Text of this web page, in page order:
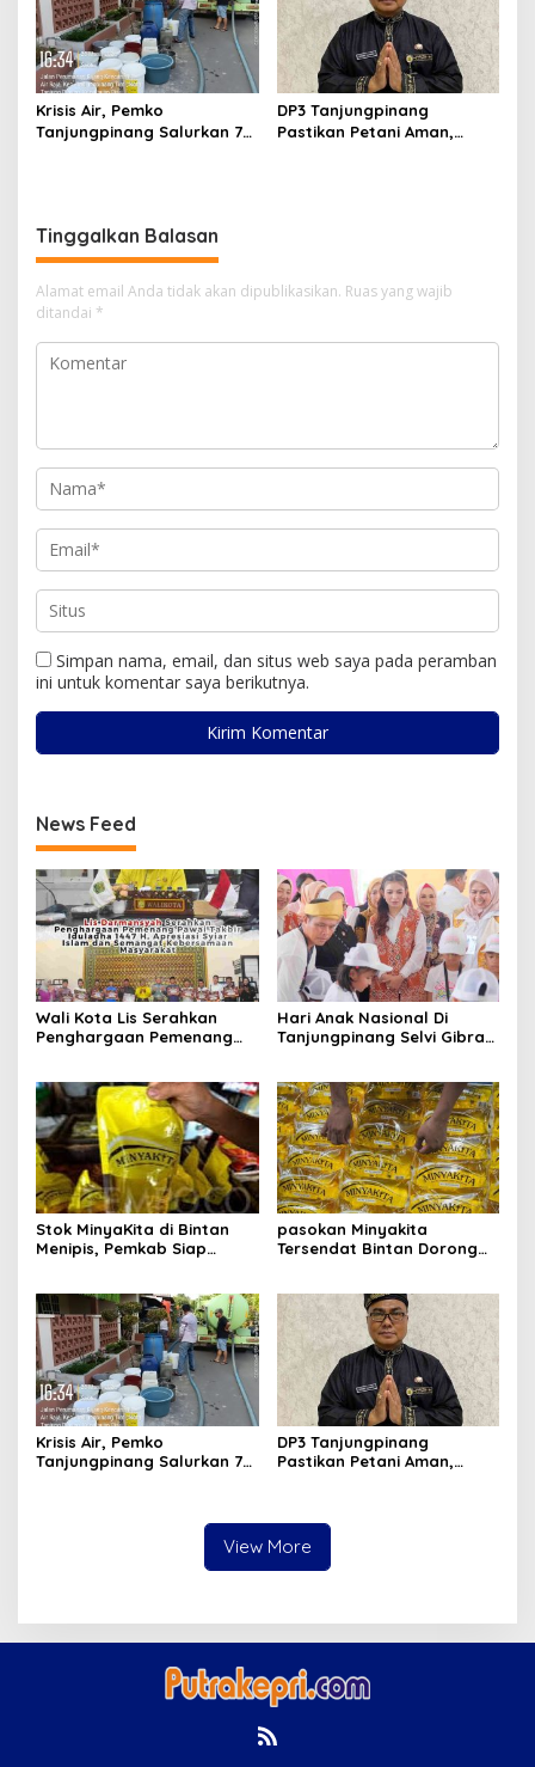
Krisis Air, Pemko
Tanjungpinang Salurkan 75
DP3 Tanjungpinang
Pastikan Petani Aman,
Tinggalkan Balasan
Alamat email Anda tidak akan dipublikasikan. Ruas yang wajib
ditandai *
Simpan nama, email, dan situs web saya pada peramban
ini untuk komentar saya berikutnya.
News Feed
Wali Kota Lis Serahkan
Penghargaan Pemenang
Hidupkan Syiar Islam
Hari Anak Nasional Di
Tanjungpinang Selvi Gibran
Stok MinyaKita di Bintan
Menipis, Pemkab Siap
pasokan Minyakita
Tersendat Bintan Dorong
Krisis Air, Pemko
Tanjungpinang Salurkan 75
DP3 Tanjungpinang
Pastikan Petani Aman,
View More